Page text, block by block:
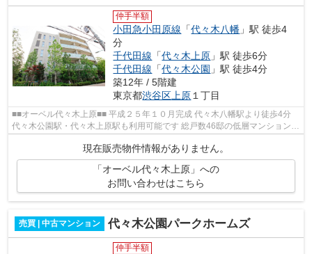
仲手半額
小田急小田原線 「代々木八幡 」駅 徒歩4
分
千代田線 「代々木上原 」駅 徒歩6分
千代田線 「代々木公園 」駅 徒歩4分
築12年 / 5階建
東京都渋谷区 上原 １丁目
■■オーベル代々木上原■■ 平成２５年１０月完成 代々木八幡駅より徒歩4分
代々木公園駅・代々木上原駅も利用可能です 総戸数46邸の低層マンション
オートロック、宅配ボックス完備 ...
現在販売物件情報がありません。
「オーベル代々木上原」への
お問い合わせはこちら
売買 | 中古マンション 代々木公園パークホームズ
仲手半額